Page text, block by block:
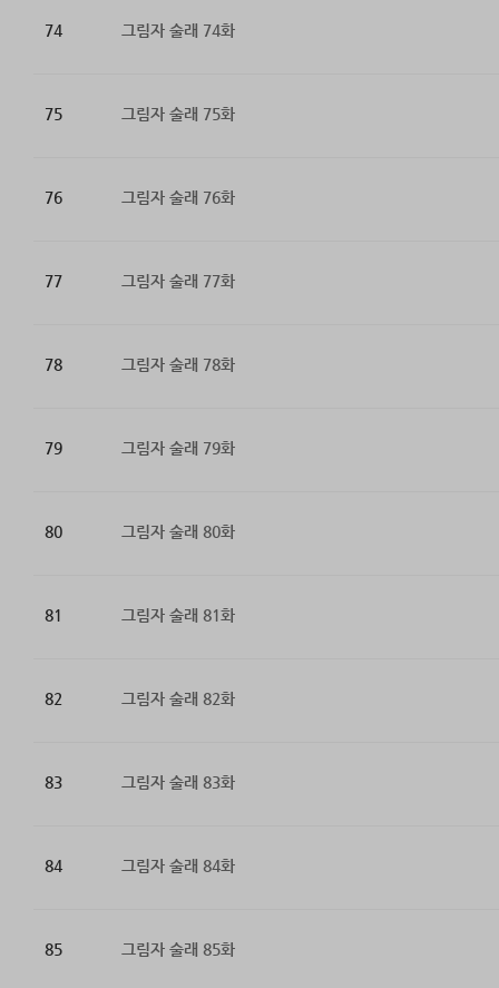
74 그림자 술래 74화
75 그림자 술래 75화
76 그림자 술래 76화
77 그림자 술래 77화
78 그림자 술래 78화
79 그림자 술래 79화
80 그림자 술래 80화
81 그림자 술래 81화
82 그림자 술래 82화
83 그림자 술래 83화
84 그림자 술래 84화
85 그림자 술래 85화